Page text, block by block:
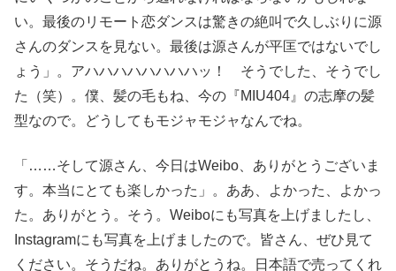
い。最後のリモート恋ダンスは驚きの絶叫で久しぶりに源
さんのダンスを見ない。最後は源さんが平匡ではないでし
ょう」。アハハハハハハハハッ！ そうでした、そうでし
た（笑）。僕、髪の毛もね、今の『MIU404』の志摩の髪
型なので。どうしてもモジャモジャなんでね。
「……そして源さん、今日はWeibo、ありがとうございま
す。本当にとても楽しかった」。ああ、よかった、よかっ
た。ありがとう。そう。Weiboにも写真を上げましたし、
Instagramにも写真を上げましたので。皆さん、ぜひ見て
ください。そうだね。ありがとうね。日本語で売ってくれ